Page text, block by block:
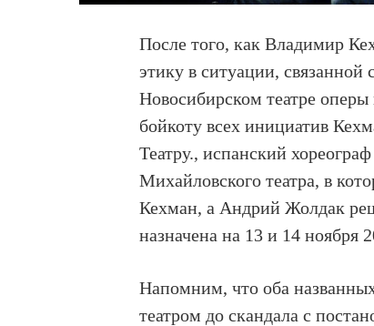
После того, как Владимир
этику в ситуации,
Новосибирском театре оперы
бойкоту всех инициатив
Театру., испанский
Михайловского театра, в
Кехман, а Андрий Жолдак
назначена на 13 и 14 ноября
Напомним, что оба
театром до скандала с